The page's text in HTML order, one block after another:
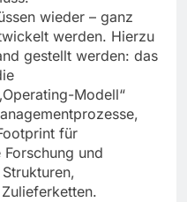
wieder – ganz
werden. Hierzu
gestellt werden: das
Modell“
für
und